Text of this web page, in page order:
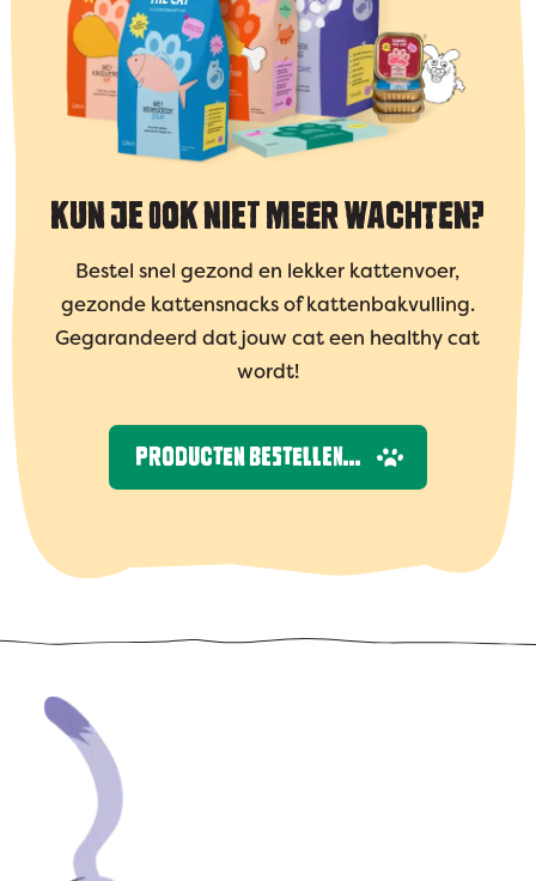
KUN JE OOK NIET MEER WACHTEN?
Bestel snel gezond en lekker kattenvoer,
gezonde kattensnacks of kattenbakvulling.
Gegarandeerd dat jouw cat een healthy cat
wordt!
PRODUCTEN BESTELLEN...